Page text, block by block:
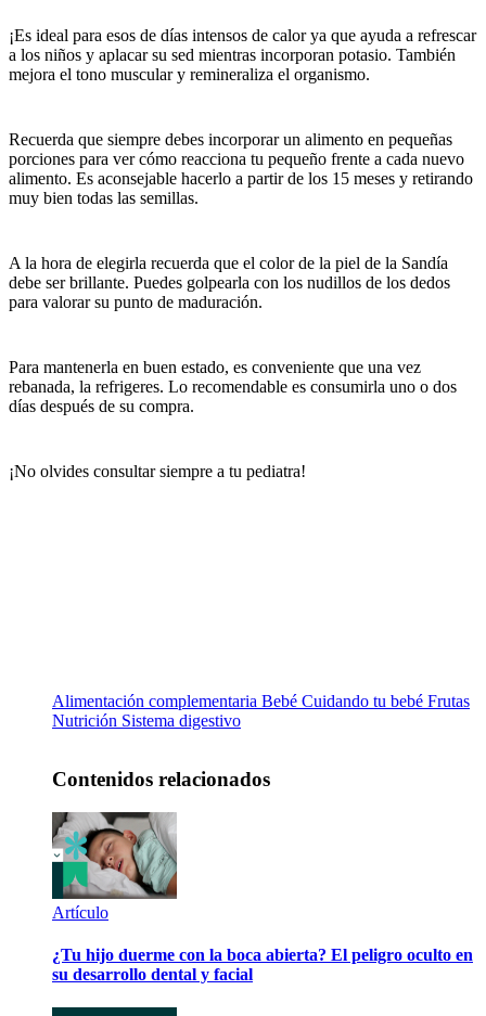
¡Es ideal para esos de días intensos de calor ya que ayuda a refrescar
a los niños y aplacar su sed mientras incorporan potasio. También
mejora el tono muscular y remineraliza el organismo.
Recuerda que siempre debes incorporar un alimento en pequeñas
porciones para ver cómo reacciona tu pequeño frente a cada nuevo
alimento. Es aconsejable hacerlo a partir de los 15 meses y retirando
muy bien todas las semillas.
A la hora de elegirla recuerda que el color de la piel de la Sandía
debe ser brillante. Puedes golpearla con los nudillos de los dedos
para valorar su punto de maduración.
Para mantenerla en buen estado, es conveniente que una vez
rebanada, la refrigeres. Lo recomendable es consumirla uno o dos
días después de su compra.
¡No olvides consultar siempre a tu pediatra!
Alimentación complementaria Bebé Cuidando tu bebé Frutas
Nutrición Sistema digestivo
Contenidos relacionados
Artículo
¿Tu hijo duerme con la boca abierta? El peligro oculto en
su desarrollo dental y facial